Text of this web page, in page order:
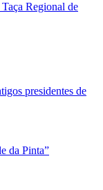
Regional de
presidentes de
da Pinta”